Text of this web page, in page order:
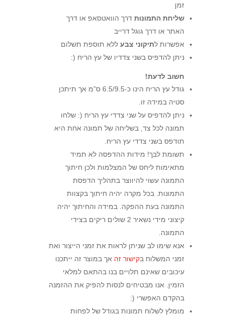
זמן
שליחת התמונותדרך הוואטסאפ או דרך
האתר או דרך גוגל דרייב
אפשרות לתיקוני צבעללא תוספת תשלום
ניתן להדפיס בשני צדדיו של עץ הריח (:
חשוב לדעת!
גודל עץ הריח הינו כ-6.5/9.5 ס”מ אך תיתכן
סטיה במידה זו.
ניתן להדפיס על שני צדדי עץ הריח (: שלחו
תמונה לכל צד, בשליחה של תמונה אחת היא
תודפס בשני צדדי עץ הריח.
תשומת לבך! מידות ההדפסה לא תמיד
מתאימות ליחס של המצלמות ולכן חיתוך
התמונה עשוי להיווצר בתהליך הדפסת
התמונות. בכל מקרה יהיה חיתוך בקצוות
התמונה בעת ההפקה. במידה והחיתוך יהיה
קיצוני מידי נשאיר 2 שולים ריקים בצידי
התמונה.
אנא שימו לב שניתן לראות את זמני הייצור ואת
זמני המשלוח בקישור זה אך במוצר זה ייתכנו
עיכובים שאינם תלויים בנו בהתאם למלאי
הזמין. אנו מבטיחים לנסות להפיק את ההזמנה
בהקדם האפשרי (:
מומלץ לשלוח תמונות בגודל של לפחות